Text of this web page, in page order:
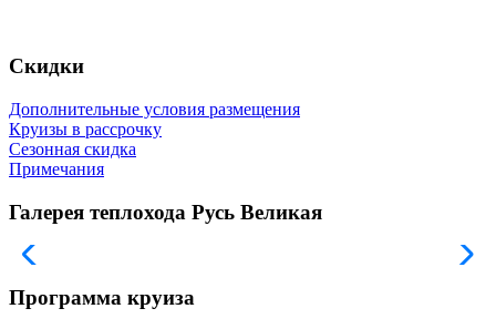
Скидки
Дополнительные условия размещения
Круизы в рассрочку
Сезонная скидка
Примечания
Галерея теплохода Русь Великая
Программа круиза